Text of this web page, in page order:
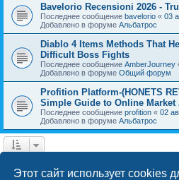
Этот сайт использует cookies
Bavelorio Recensioni 2026 -
Последнее сообщение bavelorio « 03
Добавлено в форуме Альбатрос
Diablo 4 Items Methods That
Difficult Boss Fights
Последнее сообщение AmberJourney
Добавлено в форуме Общий форум
Profition Platform-(HONETS
Simple Guide to Online Market
Последнее сообщение profition « 02
Добавлено в форуме Альбатрос